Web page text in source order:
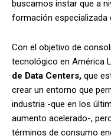
buscamos instar que a
formación especializada
Con el objetivo de
tecnológico en América
de Data Centers, que
crear un entorno que
industria -que en los
aumento acelerado-,
términos de consumo